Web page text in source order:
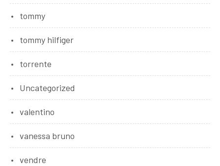
tommy
tommy hilfiger
torrente
Uncategorized
valentino
vanessa bruno
vendre